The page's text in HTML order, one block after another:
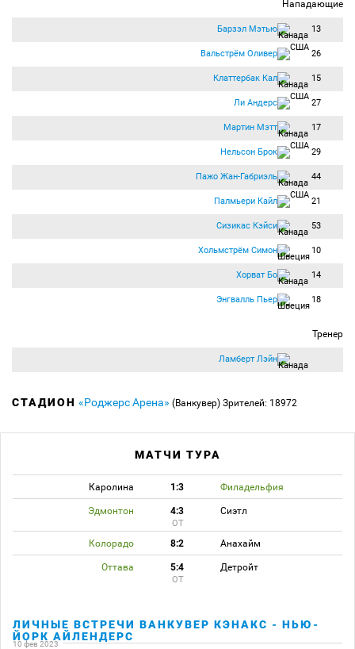
Нападающие
Барзэл Мэтью 13
Вальстрём Оливер 26
Клаттербак Кал 15
Ли Андерс 27
Мартин Мэтт 17
Нельсон Брок 29
Пажо Жан-Габриэль 44
Палмьери Кайл 21
Сизикас Кэйси 53
Хольмстрём Симон 10
Хорват Бо 14
Энгвалль Пьер 18
Тренер
Ламберт Лэйн
СТАДИОН «Роджерс Арена» (Ванкувер) Зрителей: 18972
МАТЧИ ТУРА
Каролина 1:3 Филадельфия
Эдмонтон 4:3 Сиэтл
ОТ
Колорадо 8:2 Анахайм
Оттава 5:4 Детройт
ОТ
ЛИЧНЫЕ ВСТРЕЧИ ВАНКУВЕР КЭНАКС - НЬЮ-
ЙОРК АЙЛЕНДЕРС
10 фев 2023